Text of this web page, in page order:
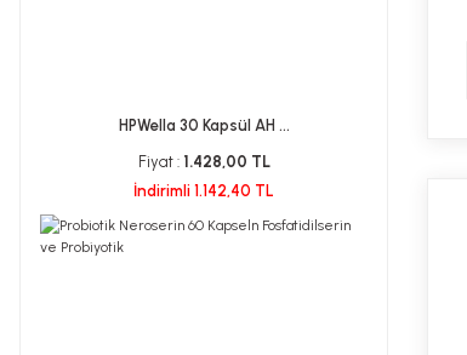
Grovit (1)
Hasasin (1)
HPWella 30 Kapsül AH ...
Fiyat : 1.428,00 TL
İndirimli 1.142,40 TL